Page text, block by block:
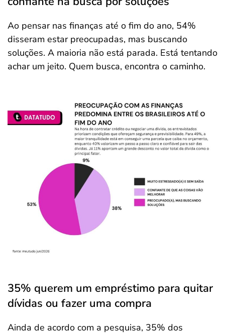
Ao pensar nas finanças até o fim do ano, 54%
disseram estar preocupadas, mas buscando
soluções. A maioria não está parada. Está tentando
achar um jeito. Quem busca, encontra o caminho.
35% querem um empréstimo para quitar
dívidas ou fazer uma compra
Ainda de acordo com a pesquisa, 35% dos